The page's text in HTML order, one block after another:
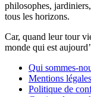
philosophes,
tous les horizons.
Car, quand leur tour
monde qui est
Qui sommes-
Mentions légales
Politique de